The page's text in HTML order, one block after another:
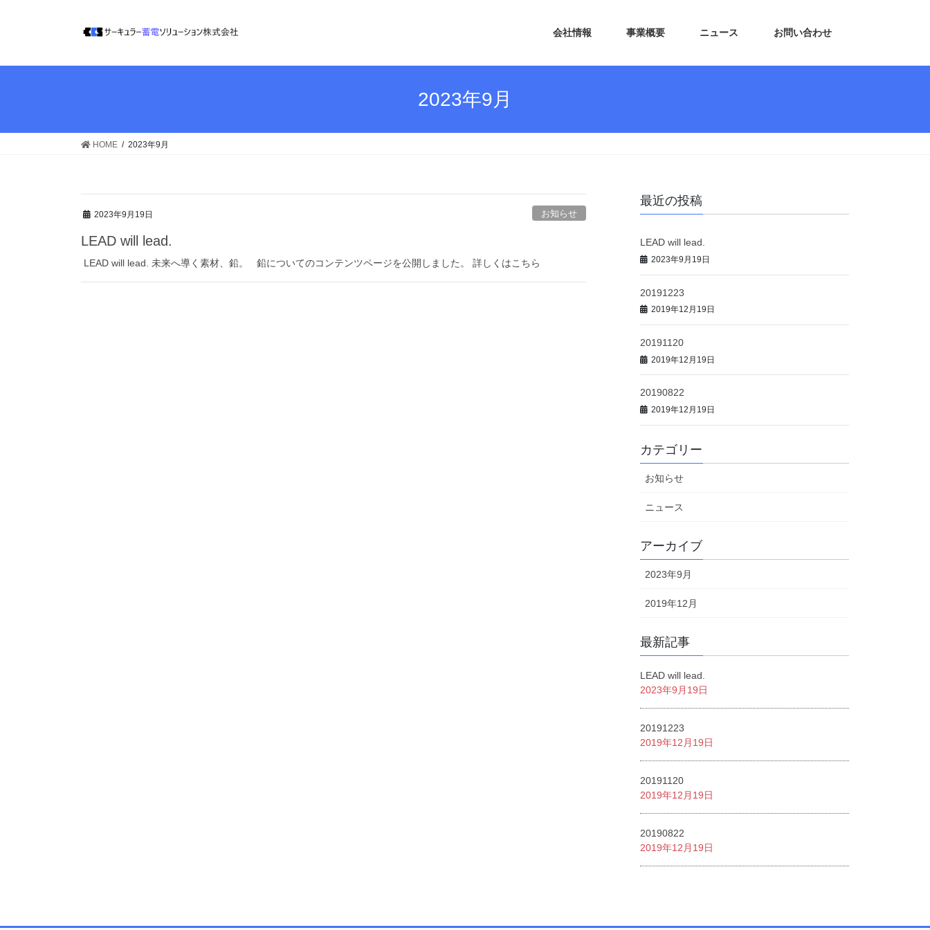
会社情報 事業概要 ニュース お問い合わせ
2023年9月
HOME 2023年9月
2023年9月19日 お知らせ
LEAD will lead.
LEAD will lead. 未来へ導く素材、鉛。 鉛についてのコンテンツページを公開しました。 詳しくはこちら
最近の投稿
LEAD will lead.
2023年9月19日
20191223
2019年12月19日
20191120
2019年12月19日
20190822
2019年12月19日
カテゴリー
お知らせ
ニュース
アーカイブ
2023年9月
2019年12月
最新記事
LEAD will lead.
2023年9月19日
20191223
2019年12月19日
20191120
2019年12月19日
20190822
2019年12月19日